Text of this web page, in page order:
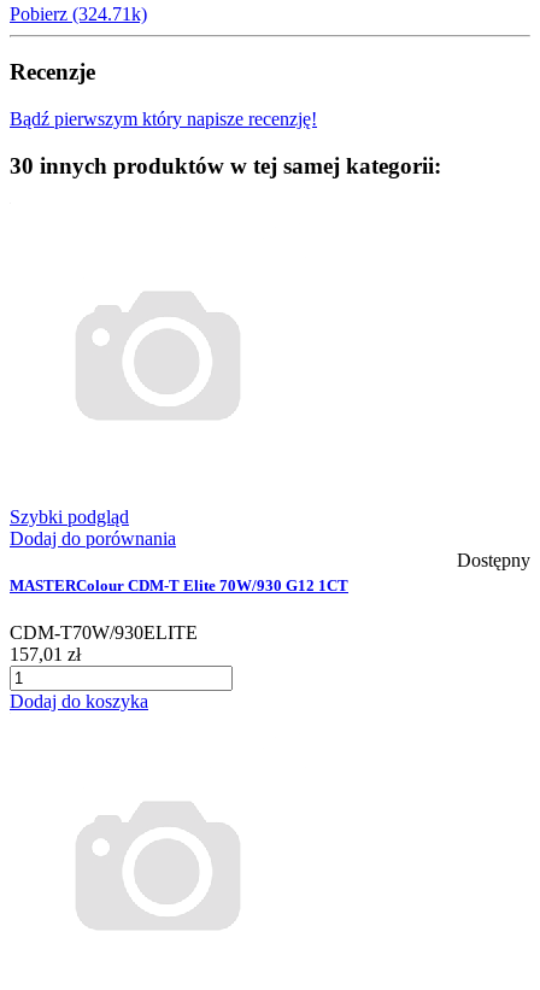
Pobierz (324.71k)
Recenzje
Bądź pierwszym który napisze recenzję!
30 innych produktów w tej samej kategorii:
Szybki podgląd
Dodaj do porównania
Dostępny
MASTERColour CDM-T Elite 70W/930 G12 1CT
CDM-T70W/930ELITE
157,01 zł
Dodaj do koszyka